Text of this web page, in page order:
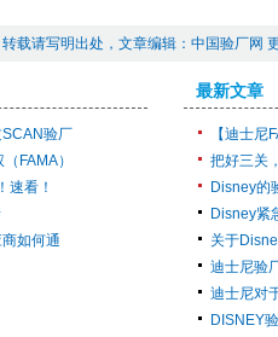
转载请写明出处，文章编辑：中国验厂网
验厂
FAMA）
速看！
如何通
最新文章
【迪士
把好三关
Disney的
Disney紧
关于
迪士尼验
迪士尼对
DISNEY